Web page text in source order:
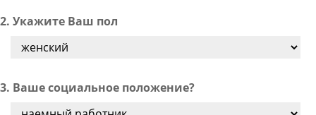
2. Укажите Ваш пол
3. Ваше социальное положение?